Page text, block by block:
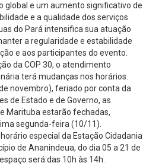
global e um aumento significativo de
e a qualidade dos serviços
do Pará intensifica sua atuação
a regularidade e estabilidade
e aos participantes do evento.
da COP 30, o atendimento
terá mudanças nos horários.
novembro), feriado por conta da
de Estado e de Governo, as
Marituba estarão fechadas,
segunda-feira (10/11).
especial da Estação Cidadania
de Ananindeua, do dia 05 a 21 de
será das 10h às 14h.